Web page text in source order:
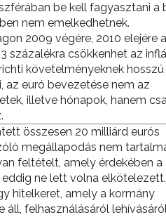
be kell fagyasztani a
nem emelkedhetnek.
2009 végére, 2010 elejére
százalékra csökkenhet az
követelményeknek
az euró bevezetése nem az
illetve hónapok, hanem
összesen 20 milliárd eurós
megállapodás nem
feltételt, amely érdekében a
ne lett volna elkötelezett.
hitelkeret, amely a kormány
áll, felhasználásáról